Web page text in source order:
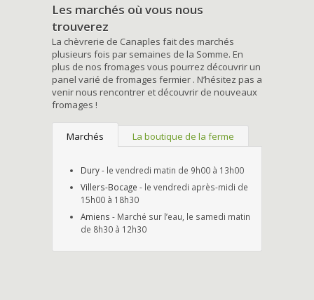
Les marchés où vous nous
trouverez
La chèvrerie de Canaples fait des marchés
plusieurs fois par semaines de la Somme. En
plus de nos fromages vous pourrez découvrir un
panel varié de fromages fermier . N’hésitez pas a
venir nous rencontrer et découvrir de nouveaux
fromages !
Marchés La boutique de la ferme
Dury- le vendredi matin de 9h00 à 13h00
Villers-Bocage - le vendredi après-midi de
15h00 à 18h30
Amiens - Marché sur l’eau, le samedi matin
de 8h30 à 12h30